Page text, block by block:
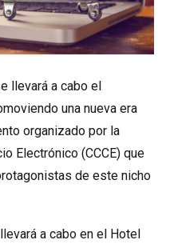
llevará a cabo el
una nueva era
organizado por la
Electrónico (CCCE) que
de este nicho
a cabo en el Hotel